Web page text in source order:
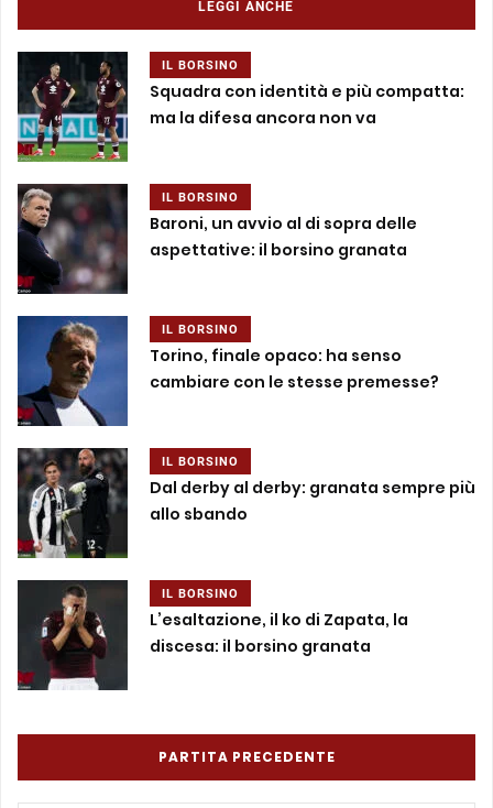
LEGGI ANCHE
IL BORSINO
Squadra con identità e più compatta:
ma la difesa ancora non va
IL BORSINO
Baroni, un avvio al di sopra delle
aspettative: il borsino granata
IL BORSINO
Torino, finale opaco: ha senso
cambiare con le stesse premesse?
IL BORSINO
Dal derby al derby: granata sempre più
allo sbando
IL BORSINO
L’esaltazione, il ko di Zapata, la
discesa: il borsino granata
PARTITA PRECEDENTE